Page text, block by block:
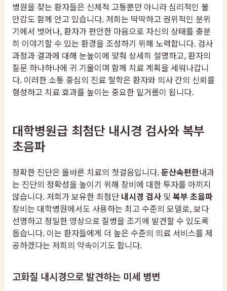
병원을 찾는 환자들은 신체적 고통뿐만 아니라 심리적인 불
안감도 함께 안고 있습니다. 저희는 딱딱하고 권위적인 분위
기에서 벗어나, 환자가 편안한 마음으로 자신의 상태를 충분
히 이야기할 수 있는 환경을 조성하기 위해 노력합니다. 검사
과정과 결과에 대해 눈높이에 맞춰 상세히 설명하고, 환자의
질문 하나하나에 귀 기울이며 함께 치료 계획을 세워나갑니
다. 이러한 소통 중심의 진료 철학은 환자와 의사 간의 신뢰를
형성하고 치료 효과를 높이는 중요한 밑거름이 됩니다.
대학병원급 최첨단 내시경 검사와 복부
초음파
정확한 진단은 올바른 치료의 첫걸음입니다.둔산속편한내과
는 진단의 정확성을 높이기 위해 장비에 대한 투자를 아끼지
않습니다. 저희가 보유한 최첨단 내시경 검사 및 복부 초음파
장비는 대학병원에서도 사용하는 최고 수준의 모델로, 보다
선명하고 정밀한 영상으로 질병을 조기에 발견할 수 있도록
돕습니다. 이는 환자들에게 더 높은 수준의 의료 서비스를 제
공하겠다는 저희의 약속이기도 합니다.
고화질 내시경으로 발견하는 미세 병변